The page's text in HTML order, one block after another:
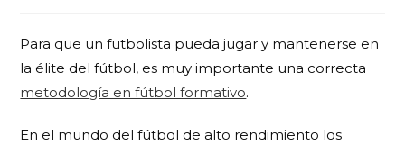
Para que un futbolista pueda jugar y mantenerse en
la élite del fútbol, es muy importante una correcta
metodología en fútbol formativo.
En el mundo del fútbol de alto rendimiento los